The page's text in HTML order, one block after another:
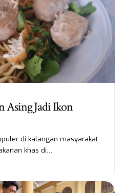
Asing Jadi Ikon
di kalangan masyarakat
khas di…